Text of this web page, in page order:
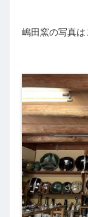
嶋田窯の写真は